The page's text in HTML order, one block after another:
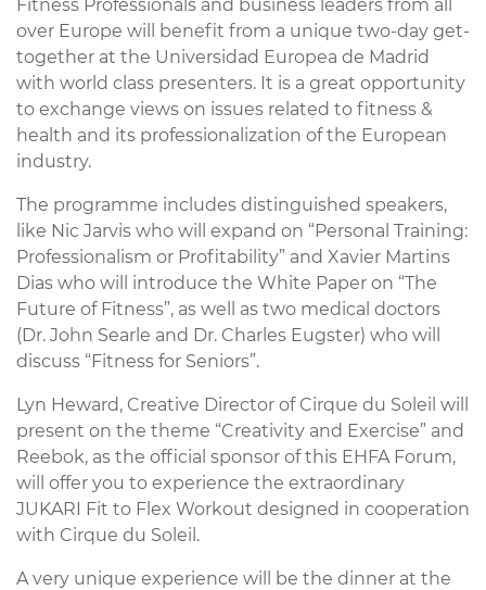
Fitness Professionals and business leaders from all
over Europe will benefit from a unique two-day get-
together at the Universidad Europea de Madrid
with world class presenters. It is a great opportunity
to exchange views on issues related to fitness &
health and its professionalization of the European
industry.
The programme includes distinguished speakers,
like Nic Jarvis who will expand on “Personal Training:
Professionalism or Profitability” and Xavier Martins
Dias who will introduce the White Paper on “The
Future of Fitness”, as well as two medical doctors
(Dr. John Searle and Dr. Charles Eugster) who will
discuss “Fitness for Seniors”.
Lyn Heward, Creative Director of Cirque du Soleil will
present on the theme “Creativity and Exercise” and
Reebok, as the official sponsor of this EHFA Forum,
will offer you to experience the extraordinary
JUKARI Fit to Flex Workout designed in cooperation
with Cirque du Soleil.
A very unique experience will be the dinner at the